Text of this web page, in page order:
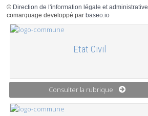
© Direction de l'information légale et administrative
comarquage developpé par baseo.io
Etat Civil
Consulter la rubrique